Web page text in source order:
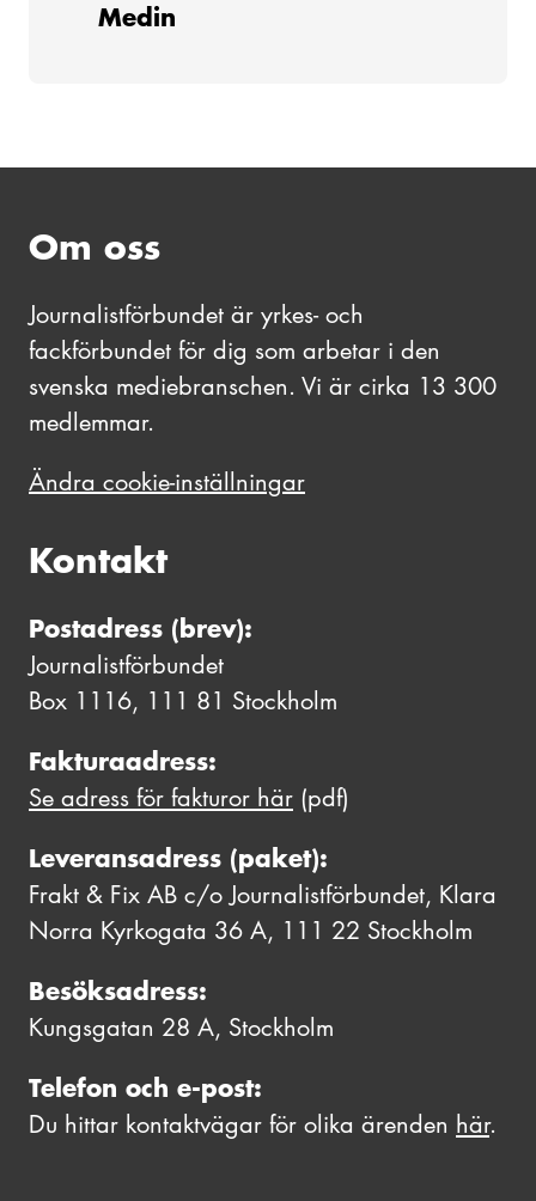
Medin
Om oss
Journalistförbundet är yrkes- och
fackförbundet för dig som arbetar i den
svenska mediebranschen. Vi är cirka 13 300
medlemmar.
Ändra cookie-inställningar
Kontakt
Postadress (brev):
Journalistförbundet
Box 1116, 111 81 Stockholm
Fakturaadress:
Se adress för fakturor här (pdf)
Leveransadress (paket):
Frakt & Fix AB c/o Journalistförbundet, Klara
Norra Kyrkogata 36 A, 111 22 Stockholm
Besöksadress:
Kungsgatan 28 A, Stockholm
Telefon och e-post:
Du hittar kontaktvägar för olika ärenden här.